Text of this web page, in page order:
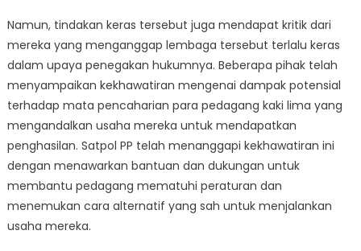
Namun, tindakan keras tersebut juga mendapat kritik dari
mereka yang menganggap lembaga tersebut terlalu keras
dalam upaya penegakan hukumnya. Beberapa pihak telah
menyampaikan kekhawatiran mengenai dampak potensial
terhadap mata pencaharian para pedagang kaki lima yang
mengandalkan usaha mereka untuk mendapatkan
penghasilan. Satpol PP telah menanggapi kekhawatiran ini
dengan menawarkan bantuan dan dukungan untuk
membantu pedagang mematuhi peraturan dan
menemukan cara alternatif yang sah untuk menjalankan
usaha mereka.